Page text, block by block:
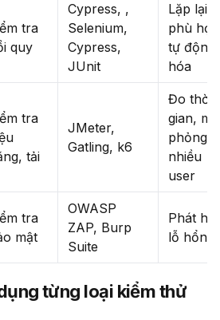
tra
quy
Cypress, ,
Selenium,
Cypress,
JUnit
Lặp lại,
phù hợp
tự động
hóa
tra
tải
JMeter,
Gatling, k6
Đo thời
gian, mô
phỏng
nhiều
user
tra
mật
OWASP
ZAP, Burp
Suite
Phát
lỗ hổng
từng loại kiểm thử